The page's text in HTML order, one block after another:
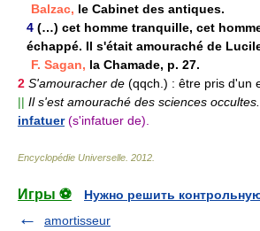
Balzac, le Cabinet des antiques.
4 (…) cet homme tranquille, cet
échappé. Il s'était amouraché de
F. Sagan, la Chamade, p. 27.
2 S'amouracher de (qqch.) : être pris d'un
|| Il s'est amouraché des sciences occultes.
infatuer (s'infatuer de).
Encyclopédie Universelle 2012
Игры ⚽
Нужно решить
amortisseur